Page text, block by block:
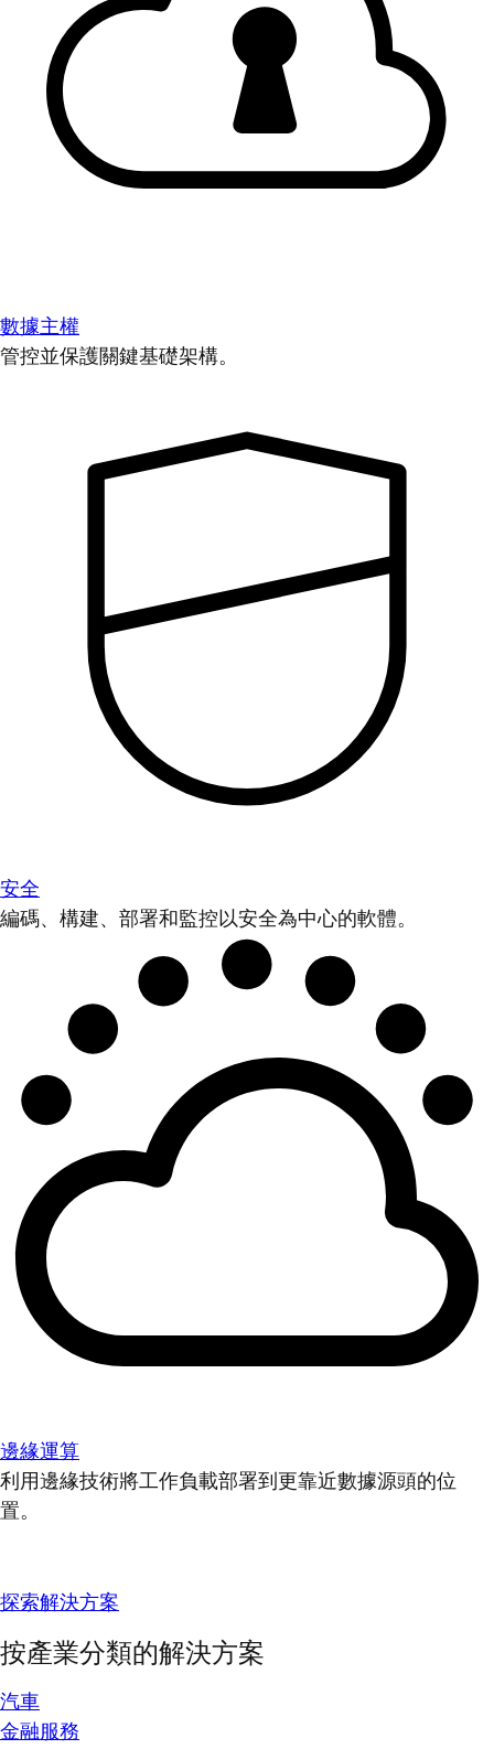
數據主權
管控並保護關鍵基礎架構。
安全
編碼、構建、部署和監控以安全為中心的軟體。
邊緣運算
利用邊緣技術將工作負載部署到更靠近數據源頭的位
置。
探索解決方案
按產業分類的解決方案
汽車
金融服務